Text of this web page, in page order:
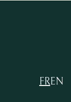
EN
FR